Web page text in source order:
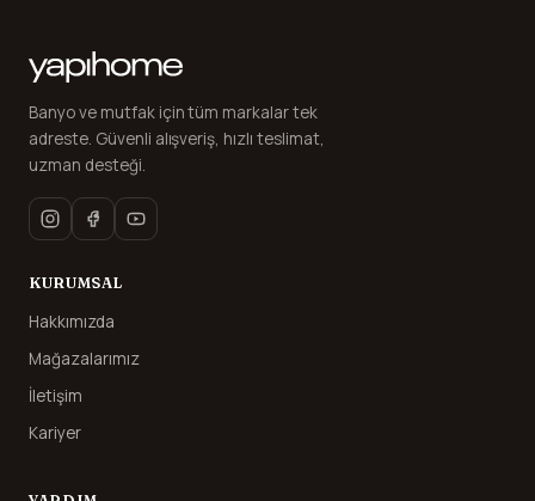
Banyo ve mutfak için tüm markalar tek
adreste. Güvenli alışveriş, hızlı teslimat,
uzman desteği.
KURUMSAL
Hakkımızda
Mağazalarımız
İletişim
Kariyer